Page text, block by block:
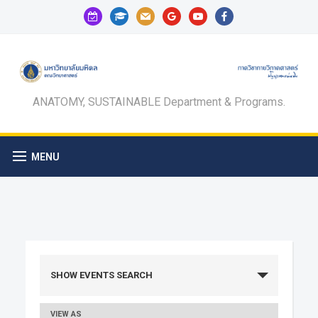
calendar-
check-
graduation-
cap
mail googleyoutubefacebook
ANATOMY, SUSTAINABLE Department & Programs.
MENU
Events
Search
SHOW EVENTS SEARCH
VIEW AS